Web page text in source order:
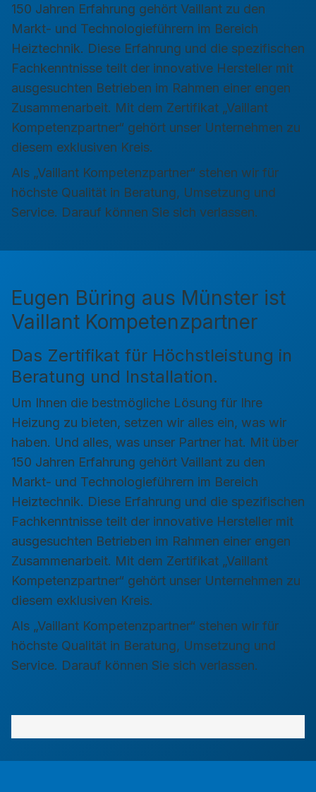
150 Jahren Erfahrung gehört Vaillant zu den
Markt- und Technologieführern im Bereich
Heiztechnik. Diese Erfahrung und die spezifischen
Fachkenntnisse teilt der innovative Hersteller mit
ausgesuchten Betrieben im Rahmen einer engen
Zusammenarbeit. Mit dem Zertifikat „Vaillant
Kompetenzpartner“ gehört unser Unternehmen zu
diesem exklusiven Kreis.
Als „Vaillant Kompetenzpartner“ stehen wir für
höchste Qualität in Beratung, Umsetzung und
Service. Darauf können Sie sich verlassen.
Eugen Büring aus Münster ist
Vaillant Kompetenzpartner
Das Zertifikat für Höchstleistung in
Beratung und Installation.
Um Ihnen die bestmögliche Lösung für Ihre
Heizung zu bieten, setzen wir alles ein, was wir
haben. Und alles, was unser Partner hat. Mit über
150 Jahren Erfahrung gehört Vaillant zu den
Markt- und Technologieführern im Bereich
Heiztechnik. Diese Erfahrung und die spezifischen
Fachkenntnisse teilt der innovative Hersteller mit
ausgesuchten Betrieben im Rahmen einer engen
Zusammenarbeit. Mit dem Zertifikat „Vaillant
Kompetenzpartner“ gehört unser Unternehmen zu
diesem exklusiven Kreis.
Als „Vaillant Kompetenzpartner“ stehen wir für
höchste Qualität in Beratung, Umsetzung und
Service. Darauf können Sie sich verlassen.